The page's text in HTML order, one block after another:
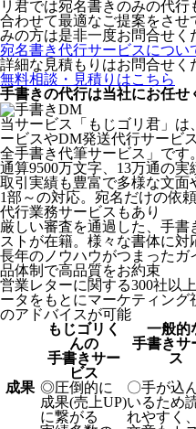
リ君では宛名書きのみの代
合わせて最適なご提案をさ
みの方は是非一度お問合せく
宛名書き代行サービスについ
詳細な見積もりはお問合せく
無料相談・見積りはこちら
手書きの代行は当社にお任せ
当サービス「もじゴリ君」
ービスやDM発送代行サービ
全手書き代筆サービス」です
通算9500万文字、13万通の
取引実績も豊富で多様な文面
1部～の対応。宛名だけの依
代行業務サービスもあり
厳しい審査を通過した、手書
ストが在籍。様々な書体に対
長年のノウハウがつまったガ
品体制で高品質をお約束
営業レターに関する300社以
ータをもとにマーケティン
のアドバイスが可能
もじゴリく
んの
手書きサー
ビス
一般的
手書きサ
ス
成果 ◎圧倒的に
成果(売上UP)
に繋がる
〇手が込
いるため
れやすく、